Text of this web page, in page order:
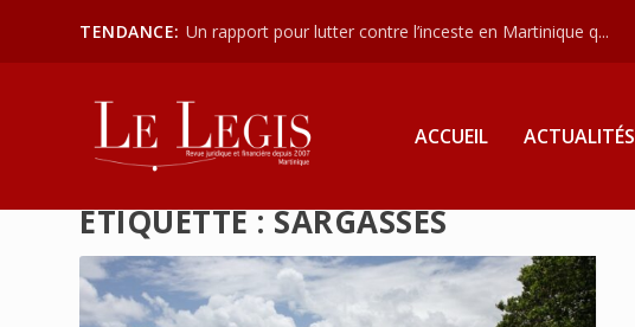
TENDANCE: Un rapport pour lutter contre l’inceste en Martinique q...
ACCUEIL ACTUALITÉS
ÉTIQUETTE :SARGASSES